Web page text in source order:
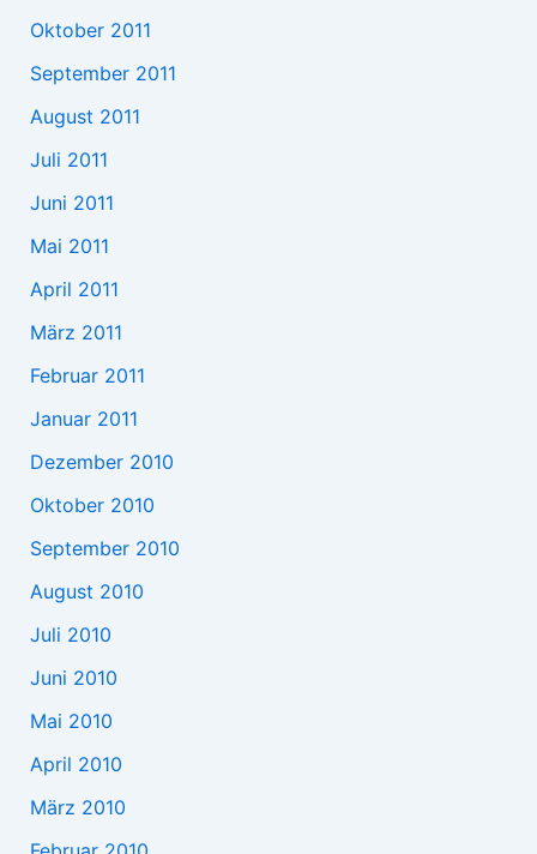
Oktober 2011
September 2011
August 2011
Juli 2011
Juni 2011
Mai 2011
April 2011
März 2011
Februar 2011
Januar 2011
Dezember 2010
Oktober 2010
September 2010
August 2010
Juli 2010
Juni 2010
Mai 2010
April 2010
März 2010